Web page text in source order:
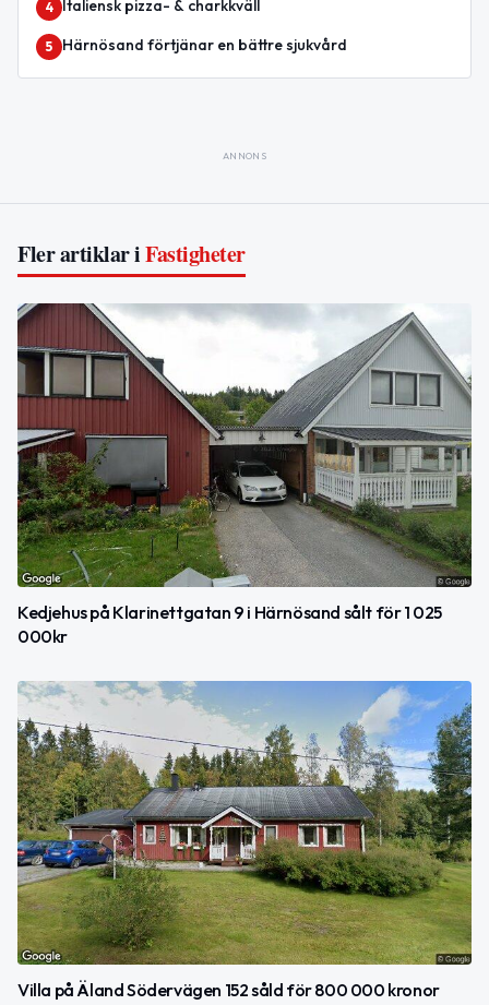
4 Italiensk pizza- & charkkväll
5 Härnösand förtjänar en bättre sjukvård
ANNONS
Fler artiklar iFastigheter
Kedjehus på Klarinettgatan 9 i Härnösand sålt för 1 025
000kr
Villa på Äland Södervägen 152 såld för 800 000 kronor